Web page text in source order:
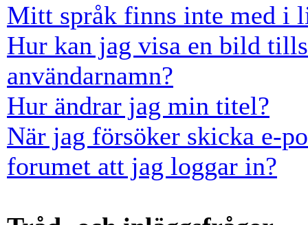
Mitt språk finns inte med i
Hur kan jag visa en bild
användarnamn?
Hur ändrar jag min titel?
När jag försöker skicka e-
forumet att jag loggar in?